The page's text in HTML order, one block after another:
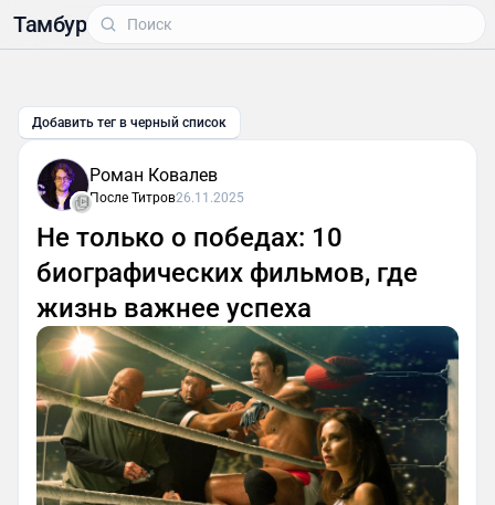
Тамбур
Добавить тег в черный список
Роман Ковалев
После Титров26.11.2025
Не только о победах: 10
биографических фильмов, где
жизнь важнее успеха